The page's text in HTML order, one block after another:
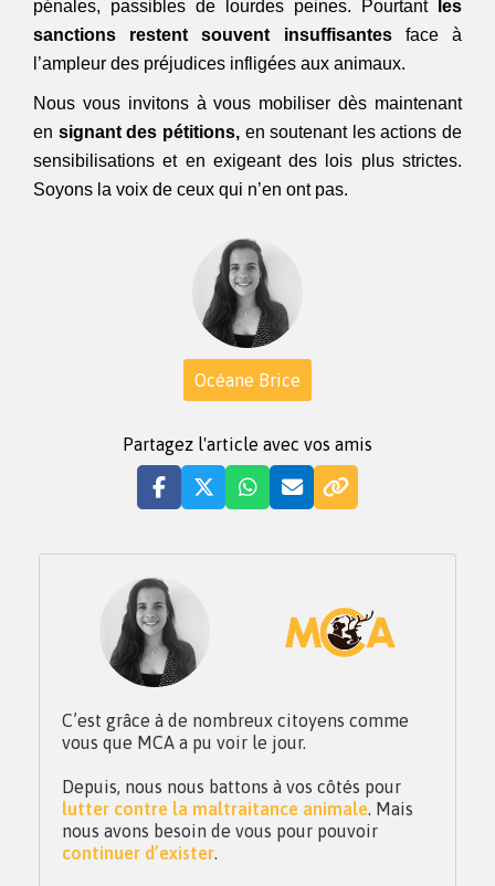
pénales, passibles de lourdes peines. Pourtant les
sanctions restent souvent insuffisantes face à
l’ampleur des préjudices infligées aux animaux.
Nous vous invitons à vous mobiliser dès maintenant
en signant des pétitions, en soutenant les actions de
sensibilisations et en exigeant des lois plus strictes.
Soyons la voix de ceux qui n’en ont pas.
Océane Brice
Partagez l'article avec vos amis
C’est grâce à de nombreux citoyens comme
vous que MCA a pu voir le jour.
Depuis, nous nous battons à vos côtés pour
lutter contre la maltraitance animale. Mais
nous avons besoin de vous pour pouvoir
continuer d’exister.